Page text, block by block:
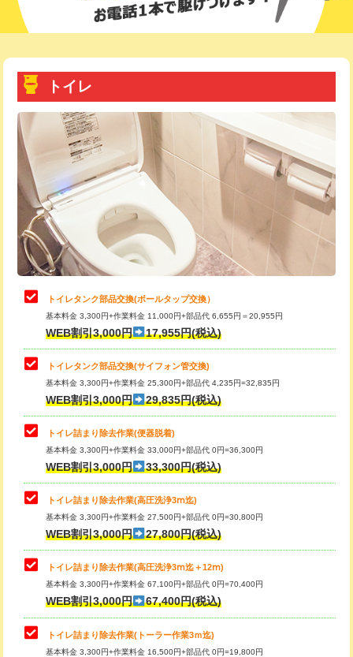
トイレ
トイレタンク部品交換(ボールタップ交換）
基本料金 3,300円+作業料金 11,000円+部品代 6,655円＝20,955円
WEB割引3,000円 17,955円(税込)
トイレタンク部品交換(サイフォン管交換)
基本料金 3,300円+作業料金 25,300円+部品代 4,235円=32,835円
WEB割引3,000円 29,835円(税込)
トイレ詰まり除去作業(便器脱着)
基本料金 3,300円+作業料金 33,000円+部品代 0円=36,300円
WEB割引3,000円 33,300円(税込)
トイレ詰まり除去作業(高圧洗浄3ⅿ迄)
基本料金 3,300円+作業料金 27,500円+部品代 0円=30,800円
WEB割引3,000円 27,800円(税込)
トイレ詰まり除去作業(高圧洗浄3ⅿ迄＋12ⅿ)
基本料金 3,300円+作業料金 67,100円+部品代 0円=70,400円
WEB割引3,000円 67,400円(税込)
トイレ詰まり除去作業(トーラー作業3ｍ迄)
基本料金 3,300円+作業料金 16,500円+部品代 0円=19,800円